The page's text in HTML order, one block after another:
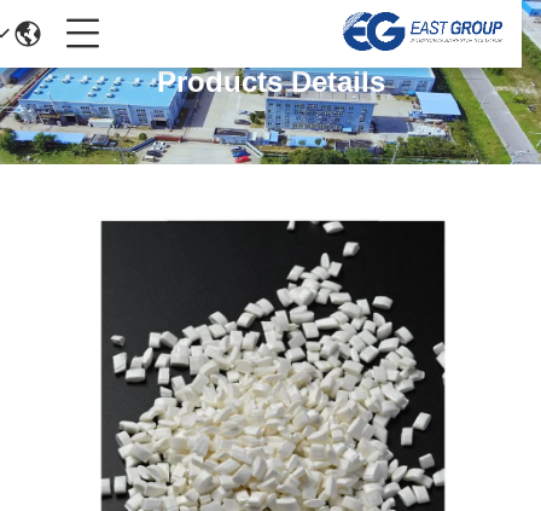
Products Details